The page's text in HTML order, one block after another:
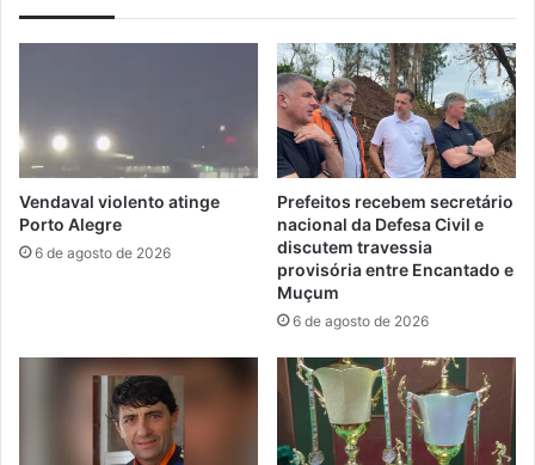
Vendaval violento atinge
Porto Alegre
6 de agosto de 2026
Prefeitos recebem secretário
nacional da Defesa Civil e
discutem travessia
provisória entre Encantado e
Muçum
6 de agosto de 2026